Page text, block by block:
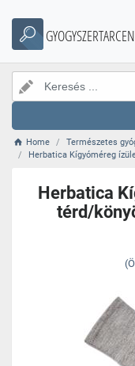
Home Természetes
Herbatica Kígyóméreg
Herbatica
térd/